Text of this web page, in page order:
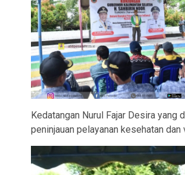
Kedatangan Nurul Fajar Desira yang
peninjauan pelayanan kesehatan